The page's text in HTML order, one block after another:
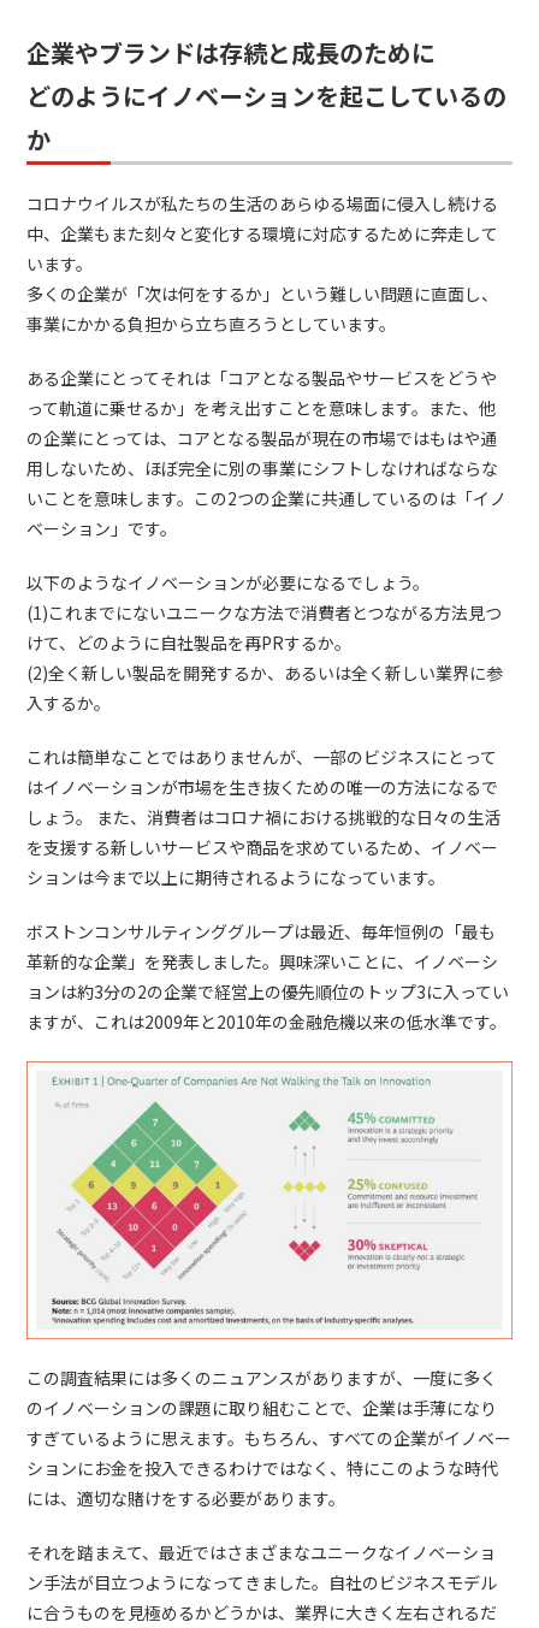
企業やブランドは存続と成長のために
どのようにイノベーションを起こしているの
か
コロナウイルスが私たちの生活のあらゆる場面に侵入し続ける
中、企業もまた刻々と変化する環境に対応するために奔走して
います。
多くの企業が「次は何をするか」という難しい問題に直面し、
事業にかかる負担から立ち直ろうとしています。
ある企業にとってそれは「コアとなる製品やサービスをどうや
って軌道に乗せるか」を考え出すことを意味します。また、他
の企業にとっては、コアとなる製品が現在の市場ではもはや通
用しないため、ほぼ完全に別の事業にシフトしなければならな
いことを意味します。この2つの企業に共通しているのは「イノ
ベーション」です。
以下のようなイノベーションが必要になるでしょう。
(1)これまでにないユニークな方法で消費者とつながる方法見つ
けて、どのように自社製品を再PRするか。
(2)全く新しい製品を開発するか、あるいは全く新しい業界に参
入するか。
これは簡単なことではありませんが、一部のビジネスにとって
はイノベーションが市場を生き抜くための唯一の方法になるで
しょう。 また、消費者はコロナ禍における挑戦的な日々の生活
を支援する新しいサービスや商品を求めているため、イノベー
ションは今まで以上に期待されるようになっています。
ボストンコンサルティンググループは最近、毎年恒例の「最も
革新的な企業」を発表しました。興味深いことに、イノベーシ
ョンは約3分の2の企業で経営上の優先順位のトップ3に入ってい
ますが、これは2009年と2010年の金融危機以来の低水準です。
この調査結果には多くのニュアンスがありますが、一度に多く
のイノベーションの課題に取り組むことで、企業は手薄になり
すぎているように思えます。もちろん、すべての企業がイノベー
ションにお金を投入できるわけではなく、特にこのような時代
には、適切な賭けをする必要があります。
それを踏まえて、最近ではさまざまなユニークなイノベーショ
ン手法が目立つようになってきました。自社のビジネスモデル
に合うものを見極めるかどうかは、業界に大きく左右されるだ